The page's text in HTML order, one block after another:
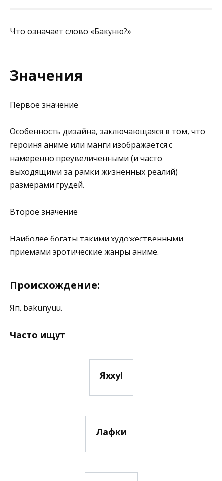
Что означает слово «Бакуню?»
Значения
Первое значение
Особенность дизайна, заключающаяся в том, что
героиня аниме или манги изображается с
намеренно преувеличенными (и часто
выходящими за рамки жизненных реалий)
размерами грудей.
Второе значение
Наиболее богаты такими художественными
приемами эротические жанры аниме.
Происхождение:
Яп. bakunyuu.
Часто ищут
Яхху!
Лафки